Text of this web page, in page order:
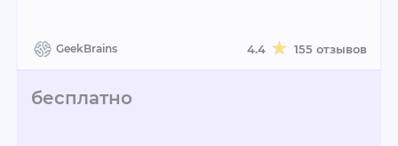
GeekBrains 4.4 155 отзывов
бесплатно